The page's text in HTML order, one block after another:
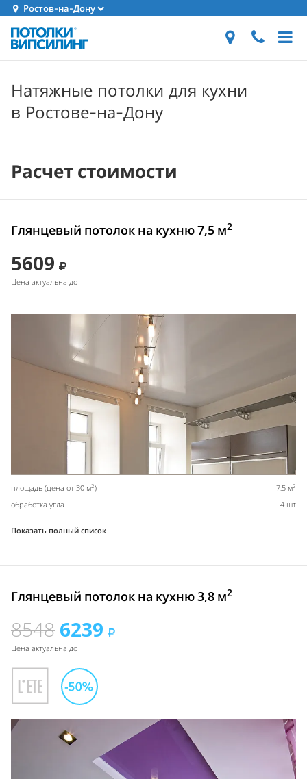
Ростов-на-Дону
Натяжные потолки для кухни
в Ростове-на-Дону
Расчет стоимости
Глянцевый потолок на кухню 7,5 м2
5609
Цена актуальна до
площадь (цена от 30 м2) 7,5 м2
обработка угла 4 шт
Показать полный список
Глянцевый потолок на кухню 3,8 м2
8548 6239
Цена актуальна до